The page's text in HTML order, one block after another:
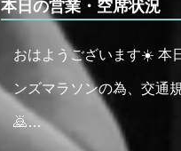
本日の営業・空席状況
おはようございます☀️ 本
ンズマラソンの為、交通
🙇…